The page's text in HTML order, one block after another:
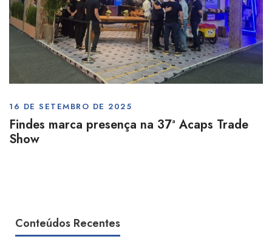
16 DE SETEMBRO DE 2025
Findes marca presença na 37ª Acaps Trade
Show
Conteúdos Recentes